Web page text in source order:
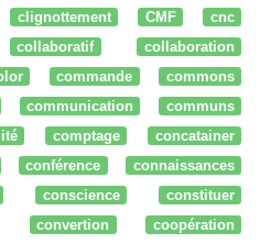
clignottement CMF
cnc
collaboratif
collaboration
commande
commons
communication
communs
comptage
concatainer
conférence
connaissances
conscience
constituer
convertion
coopération